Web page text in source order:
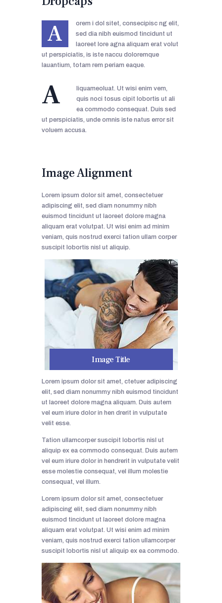
A
orem i dol sitet, consecipisc ng elit,
sed dia nibh euismod tincidunt ut
laoreet lore agna aliquam erat volut
ut perspiciatis, is iste naccu doloremque
lauantium, totam rem periam eaque.
A
liquameoluat. Ut wisi enim vem,
quis noci tosus cipit lobortis ut ali
ea commodo consequat. Duis sed
ut perspiciatis, unde omnis iste natus error sit
voluem accusa.
Image Alignment
Lorem ipsum dolor sit amet, consectetuer
adipiscing elit, sed diam nonummy nibh
euismod tincidunt ut laoreet dolore magna
aliquam erat volutpat. Ut wisi enim ad minim
veniam, quis nostrud exerci tation ullam corper
suscipit lobortis nisl ut aliquip.
Image Title
Lorem ipsum dolor sit amet, ctetuer adipiscing
elit, sed diam nonummy nibh euismod tincidunt
ut laoreet dolore magna aliquam. Duis autem
vel eum iriure dolor in hen drerit in vulputate
velit esse.
Tation ullamcorper suscipit lobortis nisl ut
aliquip ex ea commodo consequat. Duis autem
vel eum iriure dolor in hendrerit in vulputate velit
esse molestie consequat, vel illum molestie
consequat, vel illum.
Lorem ipsum dolor sit amet, consectetuer
adipiscing elit, sed diam nonummy nibh
euismod tincidunt ut laoreet dolore magna
aliquam erat volutpat. Ut wisi enim ad minim
veniam, quis nostrud exerci tation ullamcorper
suscipit lobortis nisl ut aliquip ex ea commodo.